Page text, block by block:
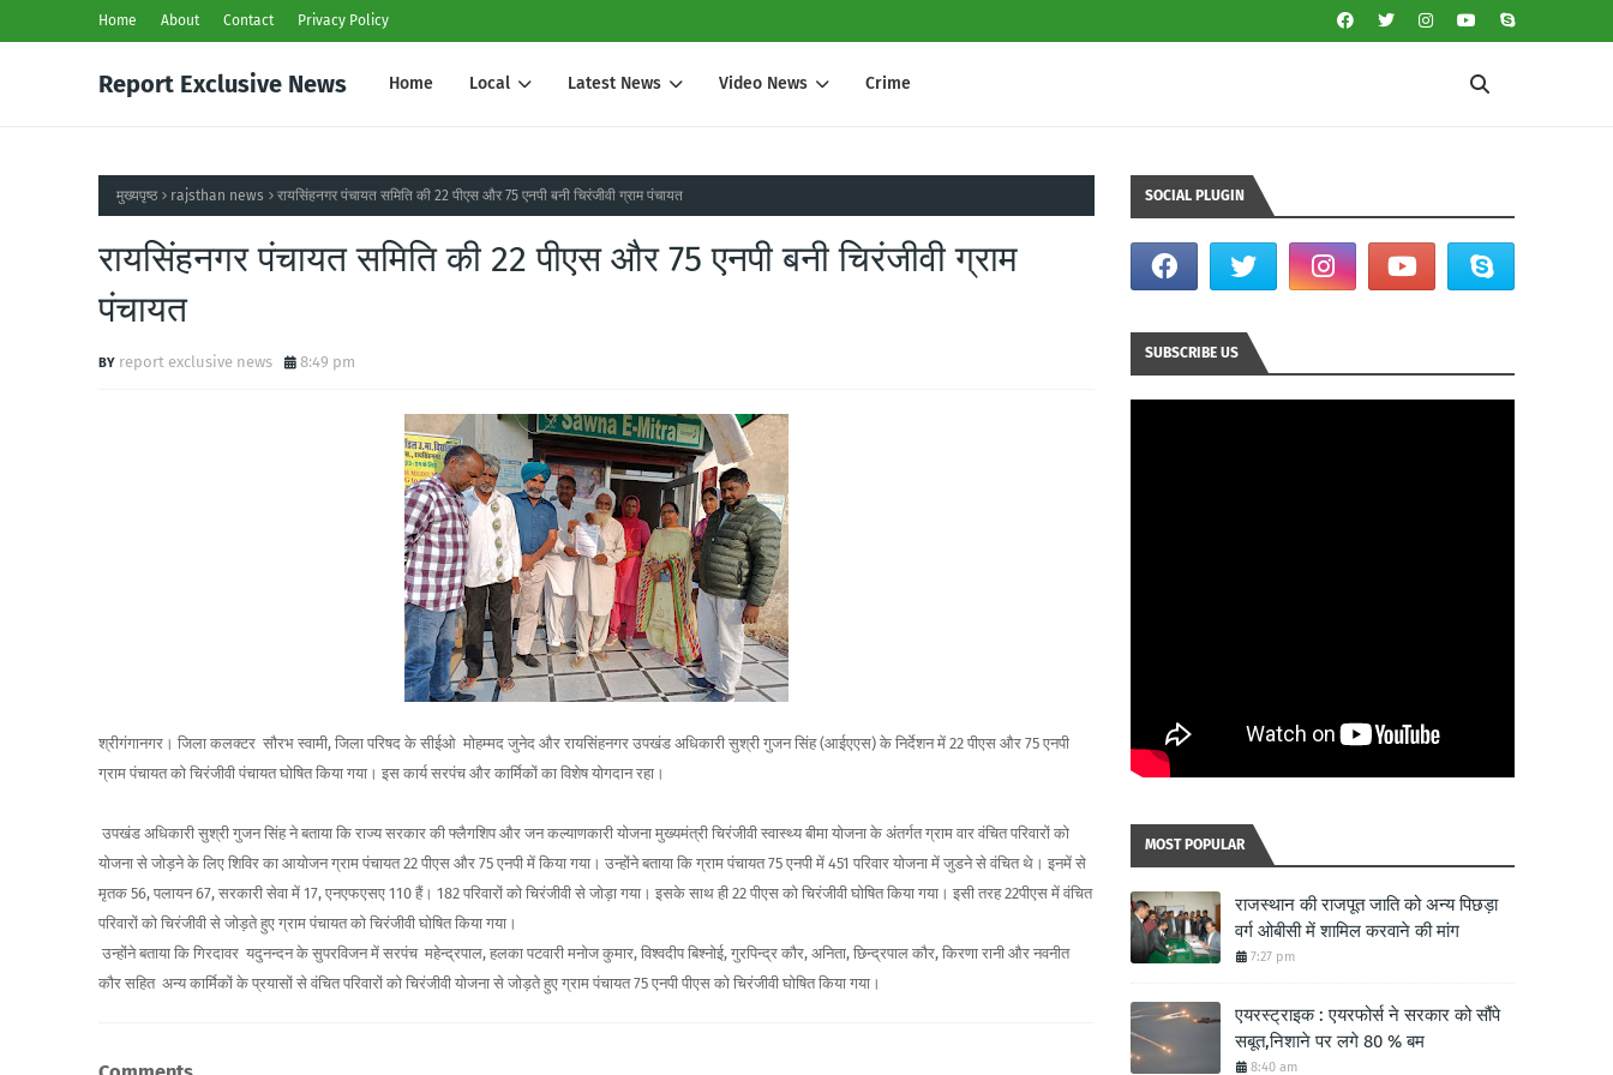
Home About Contact Privacy Policy
Report Exclusive News Home Local Latest News Video News Crime
मुख्यपृष्ठ rajsthan news रायसिंहनगर पंचायत समिति की 22 पीएस और 75 एनपी बनी चिरंजीवी ग्राम पंचायत
रायसिंहनगर पंचायत समिति की 22 पीएस और 75 एनपी बनी चिरंजीवी ग्राम
पंचायत
report exclusive news 8:49 pm
श्रीगंगानगर। जिला कलक्टर सौरभ स्वामी, जिला परिषद के सीईओ मोहम्मद जुनेद और रायसिंहनगर उपखंड अधिकारी सुश्री गुजन सिंह (आईएएस) के निर्देशन में 22 पीएस और 75 एनपी
ग्राम पंचायत को चिरंजीवी पंचायत घोषित किया गया। इस कार्य सरपंच और कार्मिकों का विशेष योगदान रहा।
उपखंड अधिकारी सुश्री गुजन सिंह ने बताया कि राज्य सरकार की फ्लैगशिप और जन कल्याणकारी योजना मुख्यमंत्री चिरंजीवी स्वास्थ्य बीमा योजना के अंतर्गत ग्राम वार वंचित परिवारों को
योजना से जोड़ने के लिए शिविर का आयोजन ग्राम पंचायत 22 पीएस और 75 एनपी में किया गया। उन्होंने बताया कि ग्राम पंचायत 75 एनपी में 451 परिवार योजना में जुडने से वंचित थे। इनमें से
मृतक 56, पलायन 67, सरकारी सेवा में 17, एनएफएसए 110 हैं। 182 परिवारों को चिरंजीवी से जोड़ा गया। इसके साथ ही 22 पीएस को चिरंजीवी घोषित किया गया। इसी तरह 22पीएस में वंचित
परिवारों को चिरंजीवी से जोड़ते हुए ग्राम पंचायत को चिरंजीवी घोषित किया गया।
उन्होंने बताया कि गिरदावर यदुनन्दन के सुपरविजन में सरपंच महेन्द्रपाल, हलका पटवारी मनोज कुमार, विश्वदीप बिश्नोई, गुरपिन्द्र कौर, अनिता, छिन्द्रपाल कौर, किरणा रानी और नवनीत
कौर सहित अन्य कार्मिकों के प्रयासों से वंचित परिवारों को चिरंजीवी योजना से जोड़ते हुए ग्राम पंचायत 75 एनपी पीएस को चिरंजीवी घोषित किया गया।
SOCIAL PLUGIN
SUBSCRIBE US
MOST POPULAR
राजस्थान की राजपूत जाति को अन्य पिछड़ा
वर्ग ओबीसी में शामिल करवाने की मांग
7:27 pm
एयरस्ट्राइक : एयरफोर्स ने सरकार को सौंपे
सबूत,निशाने पर लगे 80 % बम
8:40 am